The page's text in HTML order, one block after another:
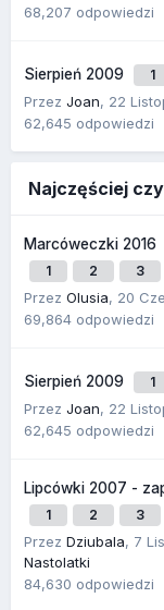
68,207 odpowiedzi
Sierpień 2009 1
Przez Joan, 22
62,645 odpowiedzi
Najczęściej
Marcóweczki 2016
1 2 3
Przez Olusia, 20
69,864 odpowiedzi
Sierpień 2009 1
Przez Joan, 22
62,645 odpowiedzi
Lipcówki 2007 -
1 2 3
Przez Dziubala, 7
Nastolatki
84,630 odpowiedzi